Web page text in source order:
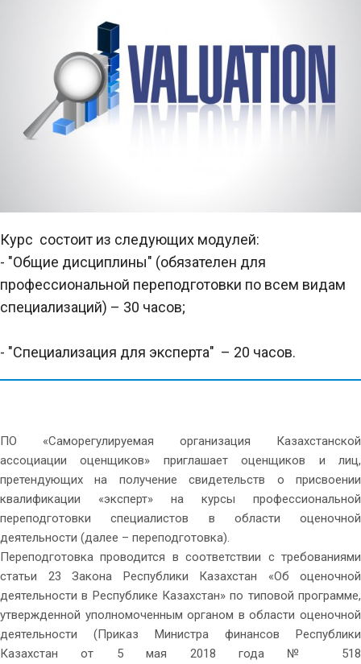
Курс состоит из следующих модулей:
- "Общие дисциплины" (обязателен для
профессиональной переподготовки по всем видам
специализаций) – 30 часов;
- "Специализация для эксперта" – 20 часов.
ПО «Саморегулируемая организация Казахстанской
ассоциации оценщиков» приглашает оценщиков и лиц,
претендующих на получение свидетельств о присвоении
квалификации «эксперт» на курсы профессиональной
переподготовки специалистов в области оценочной
деятельности (далее – переподготовка).
Переподготовка проводится в соответствии с требованиями
статьи 23 Закона Республики Казахстан «Об оценочной
деятельности в Республике Казахстан» по типовой программе,
утвержденной уполномоченным органом в области оценочной
деятельности (Приказ Министра финансов Республики
Казахстан от 5 мая 2018 года № 518